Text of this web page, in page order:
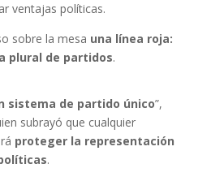
ventajas políticas.
sobre la mesa una línea roja:
plural de partidos.
sistema de partido único”,
subrayó que cualquier
proteger la representación
.